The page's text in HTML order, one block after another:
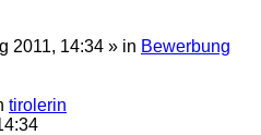
2011, 14:34 » in Bewerbung
tirolerin